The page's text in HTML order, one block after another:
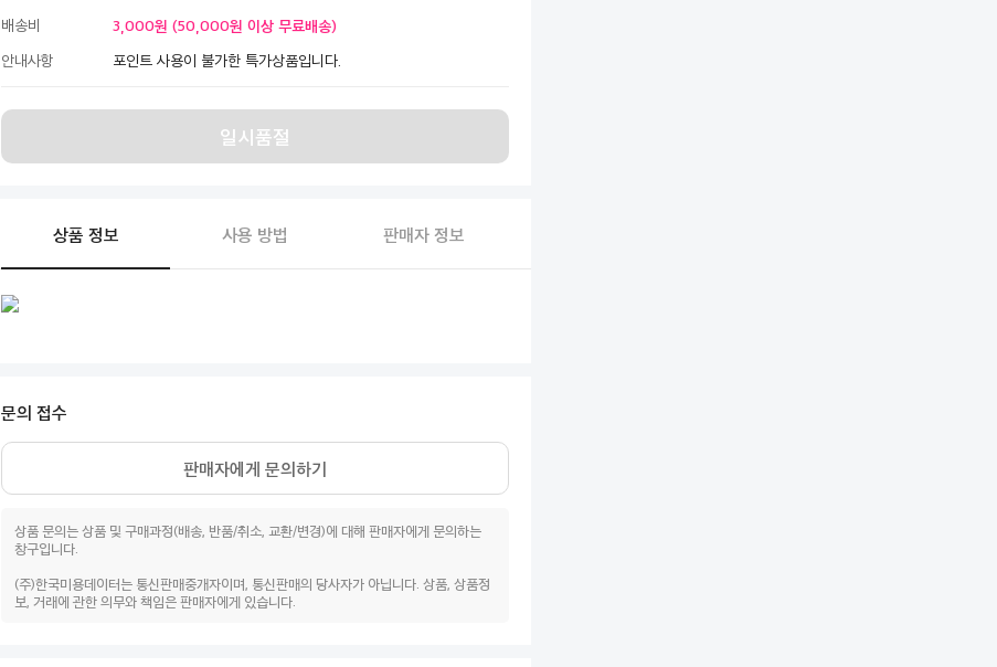
배송비 3,000원 (50,000원 이상 무료배송)
안내사항 포인트 사용이 불가한 특가상품입니다.
일시품절
상품 정보 사용 방법 판매자 정보
문의 접수
판매자에게 문의하기
상품 문의는 상품 및 구매과정(배송, 반품/취소, 교환/변경)에 대해 판매자에게 문의하는
창구입니다.
(주)한국미용데이터는 통신판매중개자이며, 통신판매의 당사자가 아닙니다. 상품, 상품정
보, 거래에 관한 의무와 책임은 판매자에게 있습니다.